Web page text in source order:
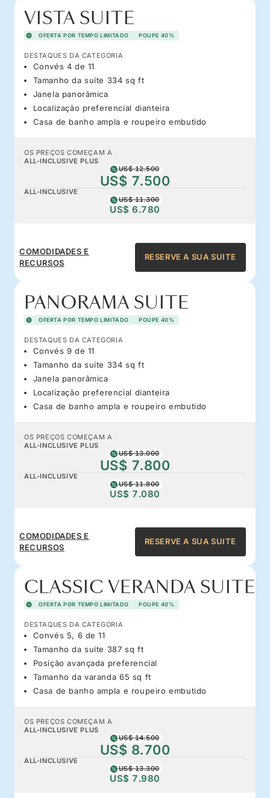
VISTA SUITE
OFERTA POR TEMPO LIMITADO POUPE 40%
DESTAQUES DA CATEGORIA
Convés 4 de 11
Tamanho da suíte 334 sq ft
Janela panorâmica
Localização preferencial dianteira
Casa de banho ampla e roupeiro embutido
OS PREÇOS COMEÇAM A
ALL-INCLUSIVE PLUS
US$ 12.500
US$ 7.500
ALL-INCLUSIVE
US$ 11.300
US$ 6.780
COMODIDADES E
RECURSOS
RESERVE A SUA SUITE
PANORAMA SUITE
OFERTA POR TEMPO LIMITADO POUPE 40%
DESTAQUES DA CATEGORIA
Convés 9 de 11
Tamanho da suíte 334 sq ft
Janela panorâmica
Localização preferencial dianteira
Casa de banho ampla e roupeiro embutido
OS PREÇOS COMEÇAM A
ALL-INCLUSIVE PLUS
US$ 13.000
US$ 7.800
ALL-INCLUSIVE
US$ 11.800
US$ 7.080
COMODIDADES E
RECURSOS
RESERVE A SUA SUITE
CLASSIC VERANDA SUITE
OFERTA POR TEMPO LIMITADO POUPE 40%
DESTAQUES DA CATEGORIA
Convés 5, 6 de 11
Tamanho da suíte 387 sq ft
Posição avançada preferencial
Tamanho da varanda 65 sq ft
Casa de banho ampla e roupeiro embutido
OS PREÇOS COMEÇAM A
ALL-INCLUSIVE PLUS
US$ 14.500
US$ 8.700
ALL-INCLUSIVE
US$ 13.300
US$ 7.980